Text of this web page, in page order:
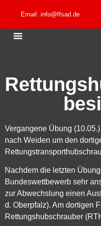
Email: info@ffsad.de
Vergangene Übung
nach Weiden um den
Nachdem die letzten
Bundeswettbewerb sehr
zur Abwechslung einen
d. Oberpfalz). Am dortigen
Rettungshubschrauber